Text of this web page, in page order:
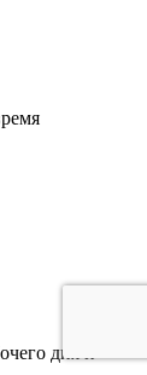
дня и